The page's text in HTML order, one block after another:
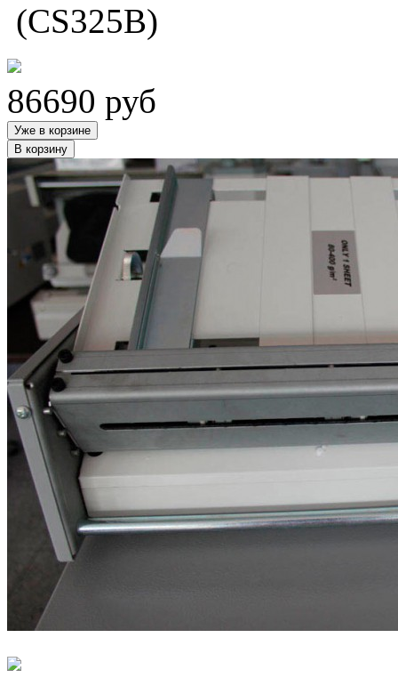
(CS325B)
86690 руб
Уже в корзине
В корзину